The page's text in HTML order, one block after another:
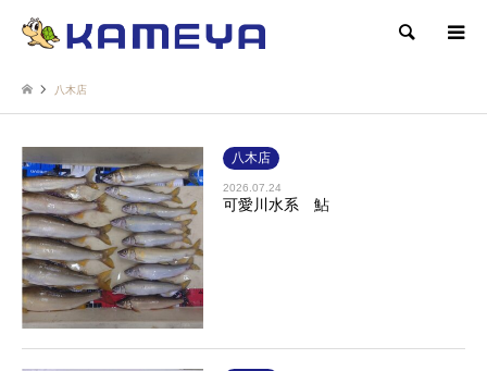
検索
八木店
八木店
2026.07.24
可愛川水系 鮎